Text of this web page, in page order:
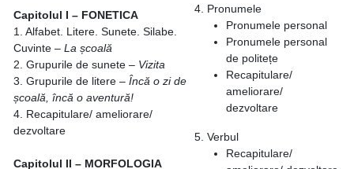
Capitolul I – FONETICA
1. Alfabet. Litere. Sunete. Silabe.
Cuvinte – La școală
2. Grupurile de sunete – Vizita
3. Grupurile de litere – Încă o zi de
școală, încă o aventură!
4. Recapitulare/ ameliorare/
dezvoltare
Capitolul II – MORFOLOGIA
4. Pronumele
Pronumele personal
Pronumele personal
de politețe
Recapitulare/
ameliorare/
dezvoltare
5. Verbul
Recapitulare/